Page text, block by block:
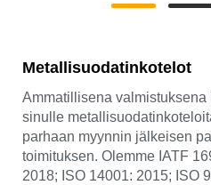
Metallisuodatinkotelot
Ammatillisena valmistuksena
sinulle
parhaan myynnin jälkeisen
toimituksen. Olemme IATF
2018; ISO 14001: 2015; ISO